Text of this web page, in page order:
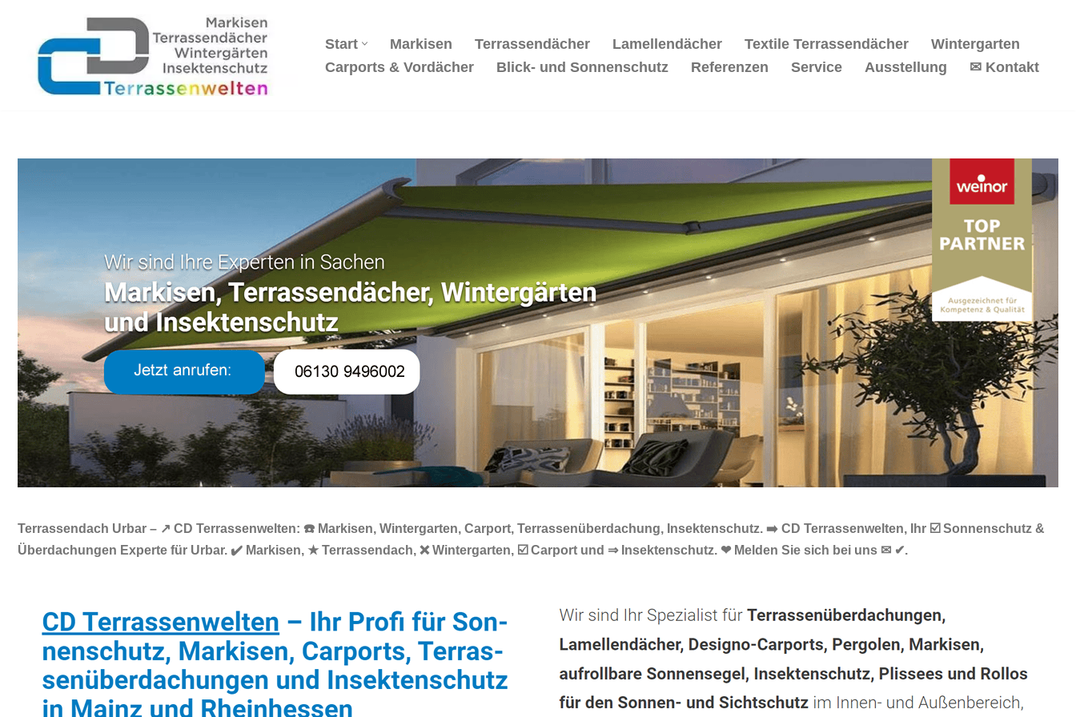
springen
Start Markisen Terrassendächer Lamellendächer Textile Terrassendächer
Wintergarten
Carports & Vordächer
Blick- und Sonnenschutz Referenzen Service Ausstellung ✉ Kontakt
Terrassendach Urbar – ↗️ CD Terrassenwelten: ☎️ Markisen, Wintergarten, Carport, Terrassenüberdachung, Insektenschutz. ➡️ CD Terrassenwelten, Ihr ☑️ Sonnenschutz &
Überdachungen Experte für Urbar. ✔️ Markisen, ★ Terrassendach, ❌ Wintergarten, ☑️ Carport und ⇒ Insektenschutz. ❤ Melden Sie sich bei uns ✉ ✔.